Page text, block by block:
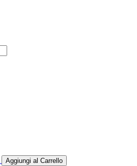
Aggiungi al Carrello